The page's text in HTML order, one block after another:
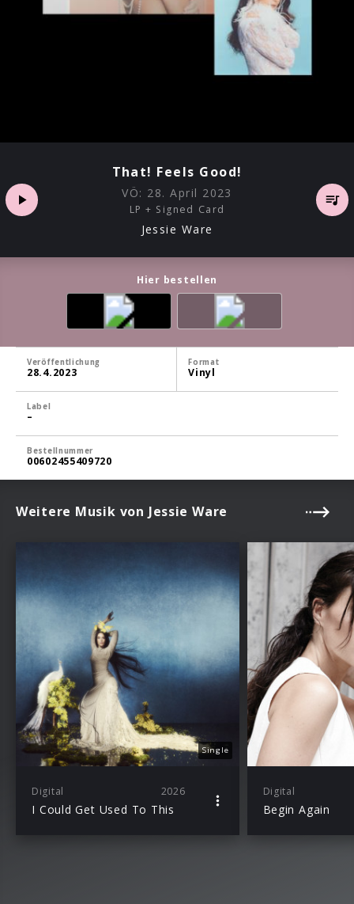
That! Feels Good!
VÖ: 28. April 2023
LP + Signed Card
Jessie Ware
Hier bestellen
Veröffentlichung
28.4.2023
Format
Vinyl
Label
–
Bestellnummer
00602455409720
Weitere Musik von Jessie Ware
Single
Digital 2026
I Could Get Used To This
Digital
Begin Again